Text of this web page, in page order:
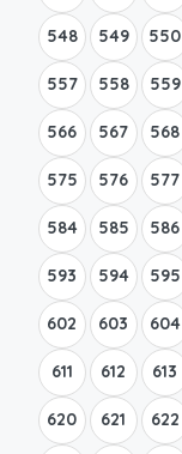
548 549 550
557 558 559
566 567 568
575 576 577
584 585 586
593 594 595
602 603 604
611 612 613
620 621 622